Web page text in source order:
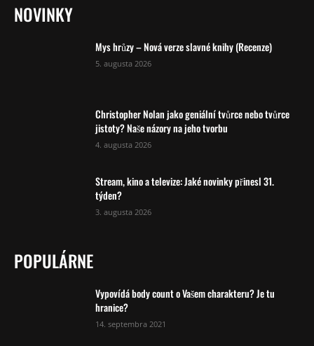
NOVINKY
Mys hrůzy – Nová verze slavné knihy (Recenze)
5. augusta 2026
Christopher Nolan jako geniální tvůrce nebo tvůrce
jistoty? Naše názory na jeho tvorbu
4. augusta 2026
Stream, kino a televize: Jaké novinky přinesl 31.
týden?
3. augusta 2026
POPULÁRNE
Vypovídá body count o Vašem charakteru? Je tu
hranice?
14. septembra 2021